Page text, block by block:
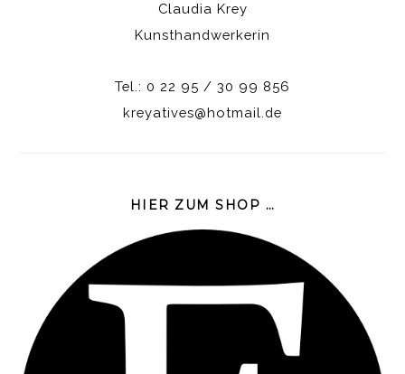
Claudia Krey
Kunsthandwerkerin
Tel.: 0 22 95 / 30 99 856
kreyatives@hotmail.de
HIER ZUM SHOP …